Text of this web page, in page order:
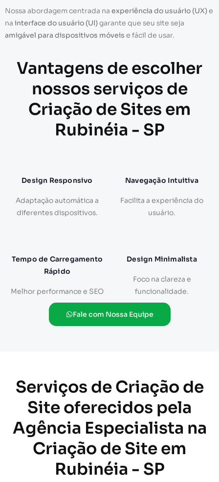
Nossa abordagem centrada na experiência do usuário (UX)e
na interface do usuário (UI)garante que seu site seja
amigável para dispositivos móveis e fácil de usar.
Vantagens de escolher
nossos serviços de
Criação de Sites em
Rubinéia - SP
Design Responsivo
Adaptação automática a
diferentes dispositivos.
Navegação Intuitiva
Facilita a experiência do
usuário.
Tempo de Carregamento
Rápido
Melhor performance e SEO
Design Minimalista
Foco na clareza e
funcionalidade.
Fale com Nossa Equipe
Serviços de Criação de
Site oferecidos pela
Agência Especialista na
Criação de Site em
Rubinéia - SP